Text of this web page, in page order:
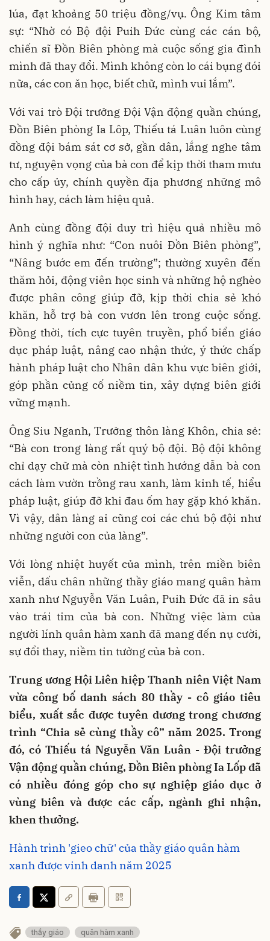
lúa, đạt khoảng 50 triệu đồng/vụ. Ông Kim tâm
sự: “Nhờ có Bộ đội Puih Đức cùng các cán bộ,
chiến sĩ Đồn Biên phòng mà cuộc sống gia đình
mình đã thay đổi. Mình không còn lo cái bụng đói
nữa, các con ăn học, biết chữ, mình vui lắm”.
Với vai trò Đội trưởng Đội Vận động quần chúng,
Đồn Biên phòng Ia Lôp, Thiếu tá Luân luôn cùng
đồng đội bám sát cơ sở, gần dân, lắng nghe tâm
tư, nguyện vọng của bà con để kịp thời tham mưu
cho cấp ủy, chính quyền địa phương những mô
hình hay, cách làm hiệu quả.
Anh cùng đồng đội duy trì hiệu quả nhiều mô
hình ý nghĩa như: “Con nuôi Đồn Biên phòng”,
“Nâng bước em đến trường”; thường xuyên đến
thăm hỏi, động viên học sinh và những hộ nghèo
được phân công giúp đỡ, kịp thời chia sẻ khó
khăn, hỗ trợ bà con vươn lên trong cuộc sống.
Đồng thời, tích cực tuyên truyền, phổ biển giáo
dục pháp luật, nâng cao nhận thức, ý thức chấp
hành pháp luật cho Nhân dân khu vực biên giới,
góp phần củng cố niềm tin, xây dựng biên giới
vững mạnh.
Ông Siu Nganh, Trưởng thôn làng Khôn, chia sẻ:
“Bà con trong làng rất quý bộ đội. Bộ đội không
chỉ dạy chữ mà còn nhiệt tình hướng dẫn bà con
cách làm vườn trồng rau xanh, làm kinh tế, hiểu
pháp luật, giúp đỡ khi đau ốm hay gặp khó khăn.
Vì vậy, dân làng ai cũng coi các chú bộ đội như
những người con của làng”.
Với lòng nhiệt huyết của mình, trên miền biên
viễn, dấu chân những thầy giáo mang quân hàm
xanh như Nguyễn Văn Luân, Puih Đức đã in sâu
vào trái tim của bà con. Những việc làm của
người lính quân hàm xanh đã mang đến nụ cười,
sự đổi thay, niềm tin tưởng của bà con.
Trung ương Hội Liên hiệp Thanh niên Việt Nam
vừa công bố danh sách 80 thầy - cô giáo tiêu
biểu, xuất sắc được tuyên dương trong chương
trình “Chia sẻ cùng thầy cô” năm 2025. Trong
đó, có Thiếu tá Nguyễn Văn Luân - Đội trưởng
Vận động quần chúng, Đồn Biên phòng Ia Lốp đã
có nhiều đóng góp cho sự nghiệp giáo dục ở
vùng biên và được các cấp, ngành ghi nhận,
khen thưởng.
Hành trình 'gieo chữ' của thầy giáo quân hàm
xanh được vinh danh năm 2025
thầy giáo
quân hàm xanh